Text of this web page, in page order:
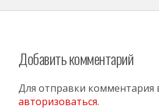
Добавить комментарий
Для отправки комментария
авторизоваться.